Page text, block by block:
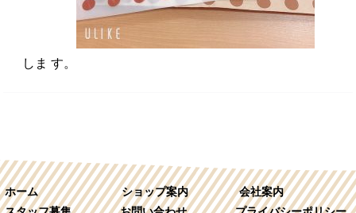
しま す。
ホーム ショップ案内
会社案内